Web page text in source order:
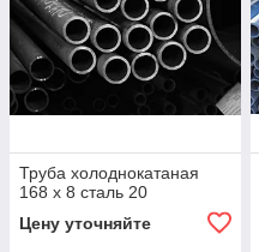
Труба холоднокатаная
168 х 8 сталь 20
Цену уточняйте